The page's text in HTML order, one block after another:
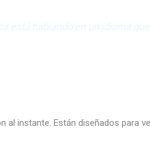
hablando en un idioma
al instante. Están diseñados para